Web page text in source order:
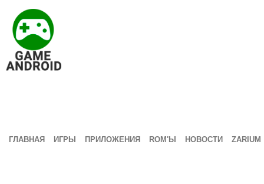
ГЛАВНАЯ ИГРЫ ПРИЛОЖЕНИЯ ROM'Ы НОВОСТИ ZARIUM